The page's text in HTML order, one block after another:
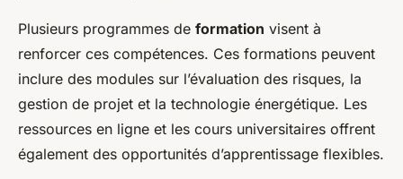
Plusieurs programmes de formation visent à
renforcer ces compétences. Ces formations peuvent
inclure des modules sur l’évaluation des risques, la
gestion de projet et la technologie énergétique. Les
ressources en ligne et les cours universitaires offrent
également des opportunités d’apprentissage flexibles.